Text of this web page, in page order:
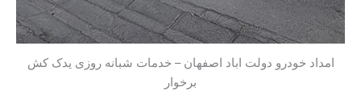
امداد خودرو دولت اباد اصفهان – خدمات شبانه روزی یدک کش
برخوار